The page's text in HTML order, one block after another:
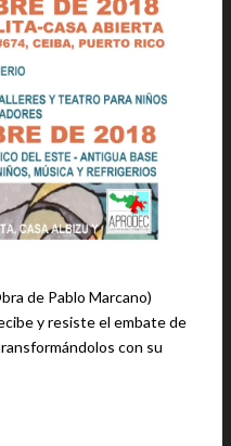
de Pablo Marcano)
y resiste el embate de
con su